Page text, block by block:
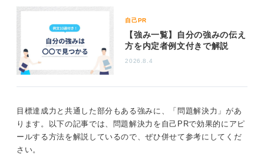
困難、それをどのように乗り越えたかを強調すること
で、あなたの持つ柔軟性や問題解決能力も同時にアピー
ルすることができるでしょう。
さらに、目標を達成した結果、何が得られたかを明示す
ることで、あなたの行動がどれだけの価値をもたらした
目標達成能力に偏りすぎず企業に刺さるアピールを
心掛けよう
もちろん、目標達成力は非常に評価される能力ですが、
自己PR
【強み一覧】自分の強みの伝え
方を内定者例文付きで解説
2026.8.4
目標達成力と共通した部分もある強みに、「問題解決力」があ
ります。以下の記事では、問題解決力を自己PRで効果的にアピ
ールする方法を解説しているので、ぜひ併せて参考にしてくだ
さい。